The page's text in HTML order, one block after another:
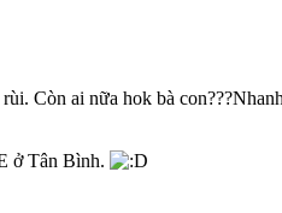
Còn ai nữa hok bà
ở Tân Bình.